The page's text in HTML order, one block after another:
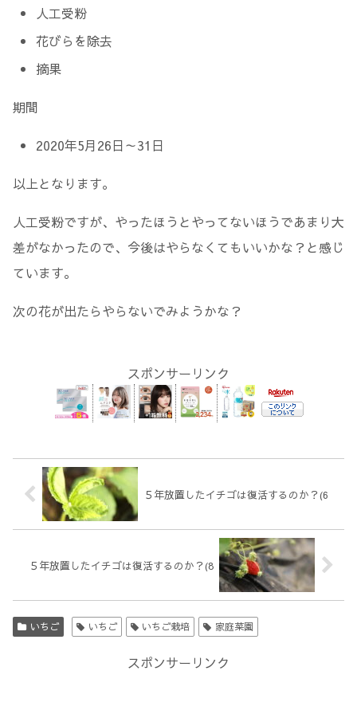
人工受粉
花びらを除去
摘果
期間
2020年5月26日～31日
以上となります。
人工受粉ですが、やったほうとやってないほうであまり大
差がなかったので、今後はやらなくてもいいかな？と感じ
ています。
次の花が出たらやらないでみようかな？
スポンサーリンク
５年放置したイチゴは復活するのか？(6
５年放置したイチゴは復活するのか？(8
いちご いちご いちご栽培 家庭菜園
スポンサーリンク